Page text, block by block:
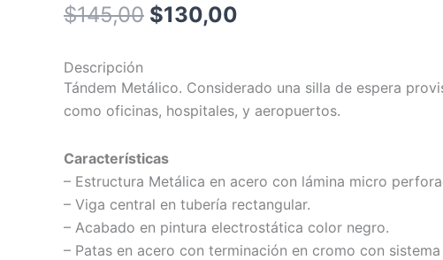
$145,00 El
original
era:
$145,00.
$130,00
actual
es:
Descripción
Tándem Metálico. Considerado una silla de espera
como oficinas, hospitales, y aeropuertos.
Características
– Estructura Metálica en acero con lámina micro
– Viga central en tubería rectangular.
– Acabado en pintura electrostática color negro.
– Patas en acero con terminación en cromo con